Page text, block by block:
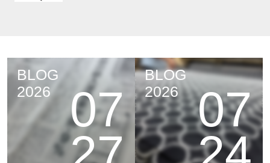
BLOG
2026
07
BLOG
2026
07